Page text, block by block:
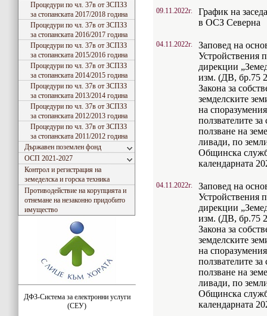
Процедури по чл. 37в от ЗСПЗЗ
за стопанската 2017/2018 година
Процедури по чл. 37в от ЗСПЗЗ
за стопанската 2016/2017 година
Процедури по чл. 37в от ЗСПЗЗ
за стопанската 2015/2016 година
Процедури по чл. 37в от ЗСПЗЗ
за стопанската 2014/2015 година
Процедури по чл. 37в от ЗСПЗЗ
за стопанската 2013/2014 година
Процедури по чл. 37в от ЗСПЗЗ
за стопанската 2012/2013 година
Процедури по чл. 37в от ЗСПЗЗ
за стопанската 2011/2012 година
Държавен поземлен фонд
ОСП 2021-2027
Контрол и регистрация на
земеделска и горска техника
Противодействие на корупцията и
отнемане на незаконно придобито
имущество
ДФЗ-Система за електронни услуги
(СЕУ)
09.11.2022г.
График на
в ОСЗ Северна
04.11.2022г.
Заповед на
Устройствения
дирекции
изм. (ДВ, бр.75
Закона за
земделските
на
ползвателите
ползване на
ливади, по
Общинска
календарната
04.11.2022г.
Заповед на
Устройствения
дирекции
изм. (ДВ, бр.75
Закона за
земделските
на
ползвателите
ползване на
ливади, по
Общинска
календарната